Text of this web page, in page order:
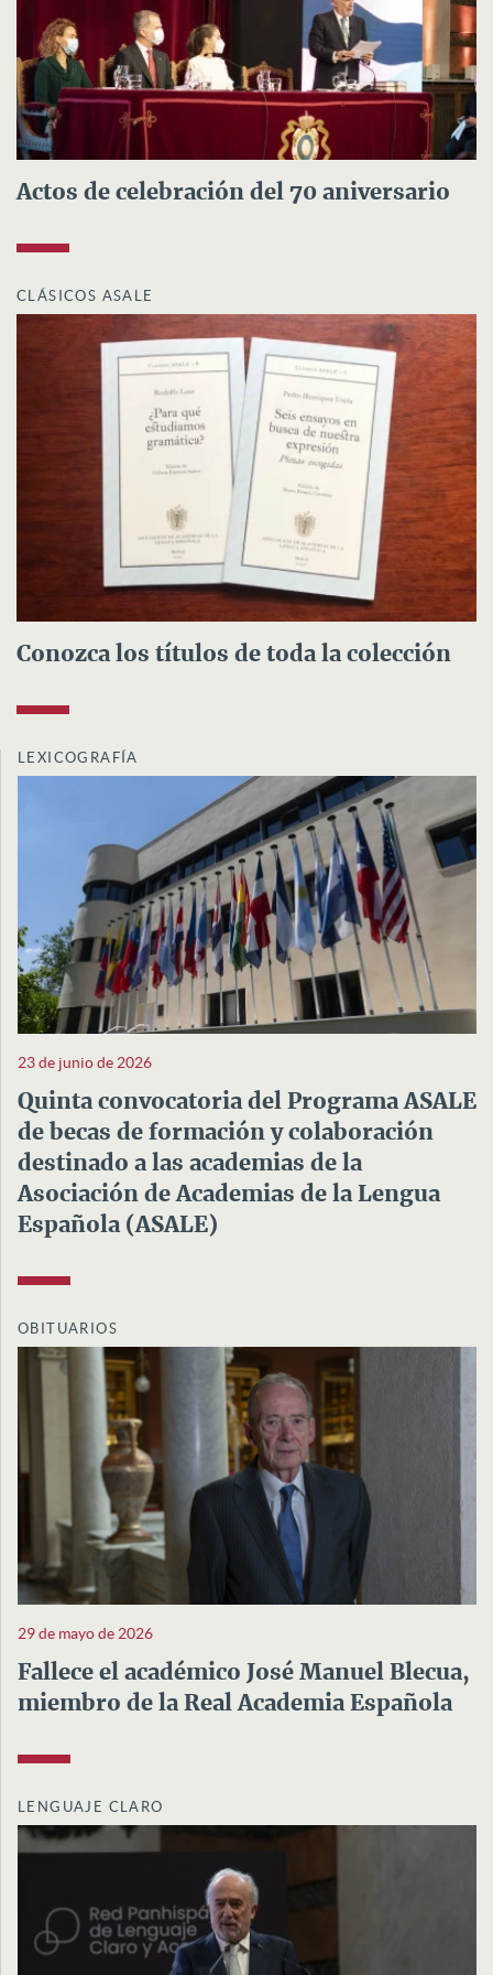
Actos de celebración del 70 aniversario
CLÁSICOS ASALE
Conozca los títulos de toda la colección
LEXICOGRAFÍA
23 de junio de 2026
Quinta convocatoria del Programa ASALE
de becas de formación y colaboración
destinado a las academias de la
Asociación de Academias de la Lengua
Española (ASALE)
OBITUARIOS
29 de mayo de 2026
Fallece el académico José Manuel Blecua,
miembro de la Real Academia Española
LENGUAJE CLARO